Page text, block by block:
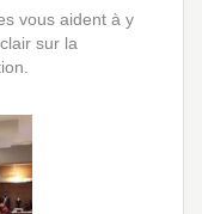
vous aident à y
sur la